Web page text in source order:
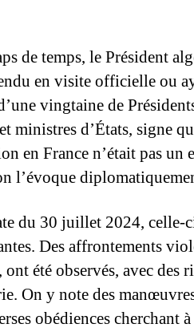
de temps, le Président
en visite officielle ou
vingtaine de
ministres d’États, signe
en France n’était pas un
l’évoque
du 30 juillet 2024, celle-
Des affrontements
été observés, avec des
On y note des
obédiences cherchant